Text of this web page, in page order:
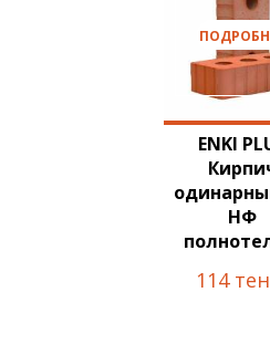
ENKI
НФ
114